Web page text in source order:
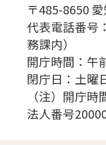
〒485-8650
代表電話番
務課内）
開庁時間：
閉庁日：土曜
（注）開庁
法人番号